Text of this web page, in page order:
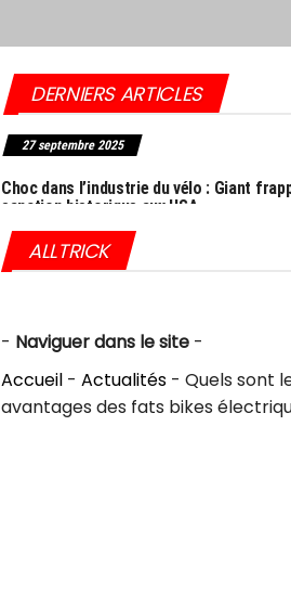
DERNIERS ARTICLES
27 septembre 2025
Choc dans l’industrie du vélo : Giant
sanction historique aux USA
ALLTRICK
- Naviguer dans le site -
Accueil - Actualités - Quels sont
avantages des fats bikes